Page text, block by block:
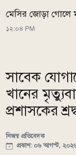
মেসির জোড়া গোলে
১২:০৪ PM
সাবেক
খানের
প্রশাসকের
নিজস্ব প্রতিবেদক
প্রকাশ: ০৬ আগস্ট,